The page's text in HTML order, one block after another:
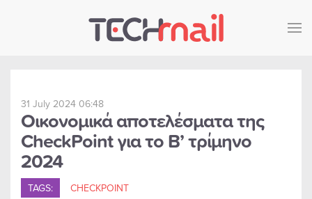
Skip to main content
31 July 2024 06:48
Οικονομικά αποτελέσματα της
CheckPoint για το Β’ τρίμηνο
2024
TAGS: CHECKPOINT